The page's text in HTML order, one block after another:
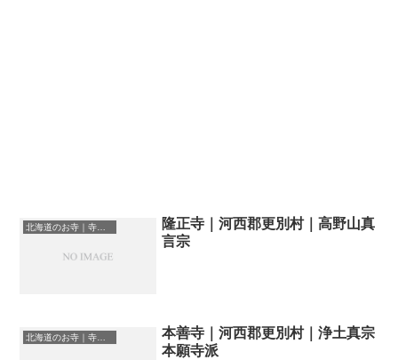
北海道のお寺｜寺院一覧
隆正寺｜河西郡更別村｜高野山真
言宗
北海道のお寺｜寺院一覧
本善寺｜河西郡更別村｜浄土真宗
本願寺派